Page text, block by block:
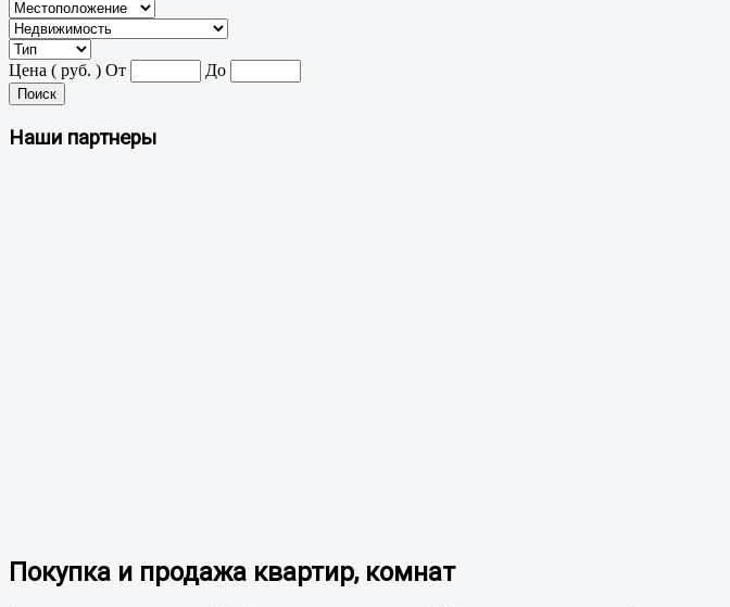
Цена ( руб. ) От До
Поиск
Наши партнеры
Покупка и продажа квартир, комнат